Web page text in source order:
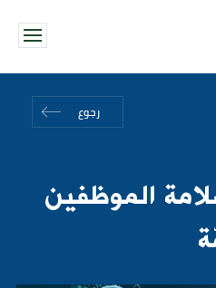
رجوع
الموظفين